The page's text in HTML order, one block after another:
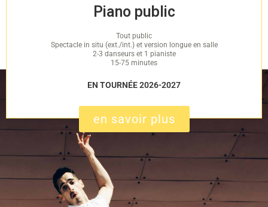
Piano public
Tout public
Spectacle in situ (ext./int.) et version longue en salle
2-3 danseurs et 1 pianiste
15-75 minutes
EN TOURNÉE 2026-2027
en savoir plus